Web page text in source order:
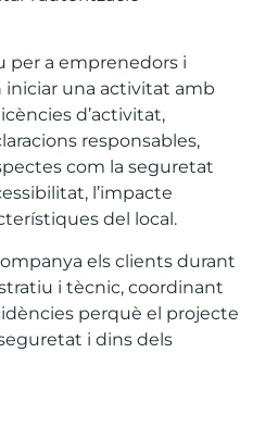
per a emprenedors i
una activitat amb
d’activitat,
responsables,
com la seguretat
l’impacte
del local.
els clients durant
i tècnic, coordinant
perquè el projecte
i dins dels